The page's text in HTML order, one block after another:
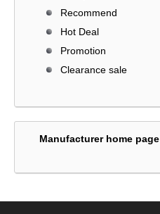
Recommend
Hot Deal
Promotion
Clearance sale
Manufacturer home page